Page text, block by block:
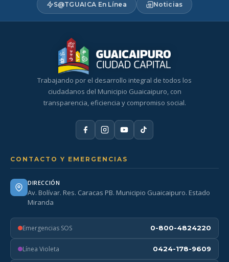
S@TGUAICA En Línea Noticias
Trabajando por el desarrollo integral de todos los
ciudadanos del Municipio Guaicaipuro, con
transparencia, eficiencia y compromiso social.
CONTACTO Y EMERGENCIAS
DIRECCIÓN
Av. Bolívar. Res. Caracas PB. Municipio Guaicaipuro. Estado
Miranda
Emergencias SOS 0-800-4824220
Línea Violeta 0424-178-9609